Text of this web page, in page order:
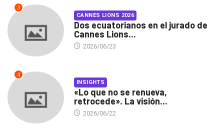
3
CANNES LIONS 2026
Dos ecuatorianos en el jurado de
Cannes Lions...
2026/06/23
4
INSIGHTS
«Lo que no se renueva,
retrocede». La visión...
2026/06/22